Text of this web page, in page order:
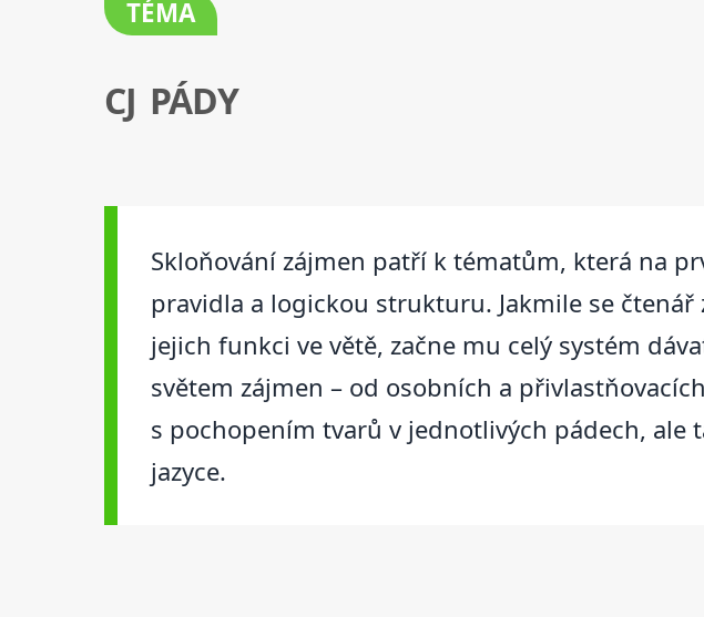
TÉMA
CJ PÁDY
Skloňování zájmen patří k tématům, která na
pravidla a logickou strukturu. Jakmile se
jejich funkci ve větě, začne mu celý systém
světem zájmen – od osobních a
s pochopením tvarů v jednotlivých pádech,
jazyce.